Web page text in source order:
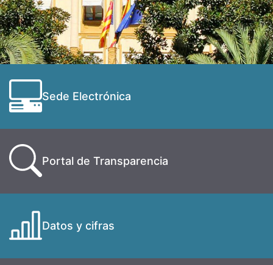
Sede Electrónica
Portal de Transparencia
Datos y cifras